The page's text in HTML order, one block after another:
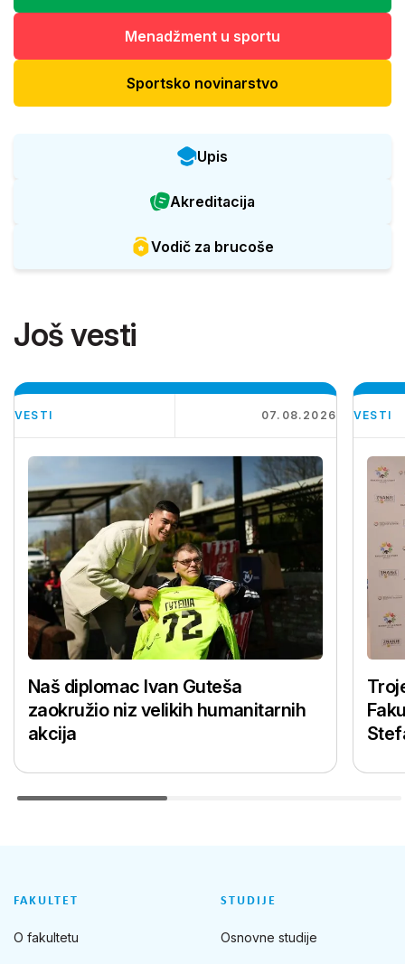
Menadžment u sportu
Sportsko novinarstvo
Upis
Akreditacija
Vodič za brucoše
Još vesti
VESTI 07.08.2026
Naš diplomac Ivan Guteša
zaokružio niz velikih humanitarnih
akcija
VESTI
FAKULTET
O fakultetu
STUDIJE
Osnovne studije